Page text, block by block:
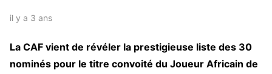
il y a 3 ans
La CAF vient de révéler la prestigieuse liste des 30
nominés pour le titre convoité du Joueur Africain de